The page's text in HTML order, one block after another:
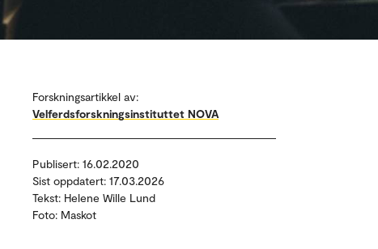
Forskningsartikkel av:
Velferdsforskningsinstituttet NOVA
Publisert: 16.02.2020
Sist oppdatert: 17.03.2026
Tekst: Helene Wille Lund
Foto: Maskot